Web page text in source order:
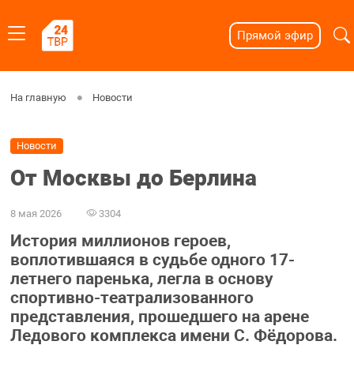
Прямой эфир
На главную Новости
Новости
От Москвы до Берлина
8 мая 2026 3304
История миллионов героев,
воплотившаяся в судьбе одного 17-
летнего паренька, легла в основу
спортивно-театрализованного
представления, прошедшего на арене
Ледового комплекса имени С. Фёдорова.